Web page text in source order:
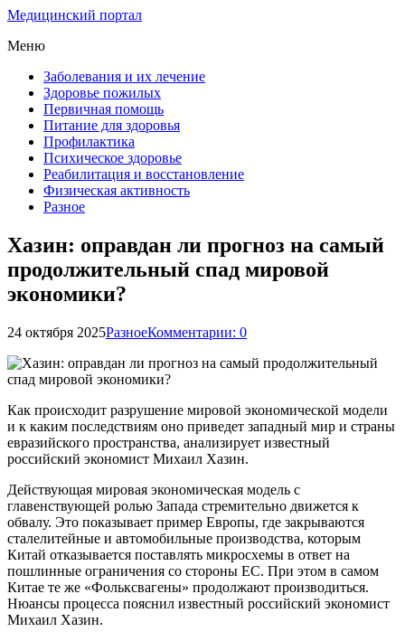
Медицинский портал
Меню
Заболевания и их лечение
Здоровье пожилых
Первичная помощь
Питание для здоровья
Профилактика
Психическое здоровье
Реабилитация и восстановление
Физическая активность
Разное
Хазин: оправдан ли прогноз на самый
продолжительный спад мировой
экономики?
24 октября 2025РазноеКомментарии: 0
Как происходит разрушение мировой экономической модели
и к каким последствиям оно приведет западный мир и страны
евразийского пространства, анализирует известный
российский экономист Михаил Хазин.
Действующая мировая экономическая модель с
главенствующей ролью Запада стремительно движется к
обвалу. Это показывает пример Европы, где закрываются
сталелитейные и автомобильные производства, которым
Китай отказывается поставлять микросхемы в ответ на
пошлинные ограничения со стороны ЕС. При этом в самом
Китае те же «Фольксвагены» продолжают производиться.
Нюансы процесса пояснил известный российский экономист
Михаил Хазин.